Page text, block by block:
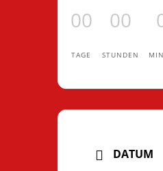
00
TAGE
00
STUNDEN
DATUM